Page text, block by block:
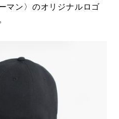
マン〉のオリジナルロゴ